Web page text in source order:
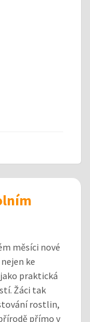
měsíci nové
ke
praktická
Žáci tak
rostlin,
přímo v